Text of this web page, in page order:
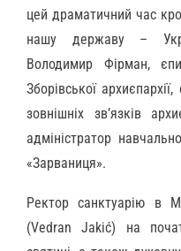
цей драматичний час
нашу державу –
Володимир Фірман,
Зборівської
зовнішніх зв’язків
адміністратор
«Зарваниця».
Ректор санктуарію в
(Vedran Jakić) на